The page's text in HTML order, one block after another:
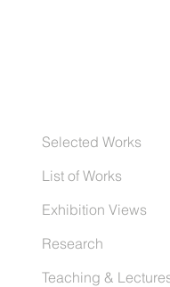
Selected Works
List of Works
Exhibition Views
Research
Teaching &